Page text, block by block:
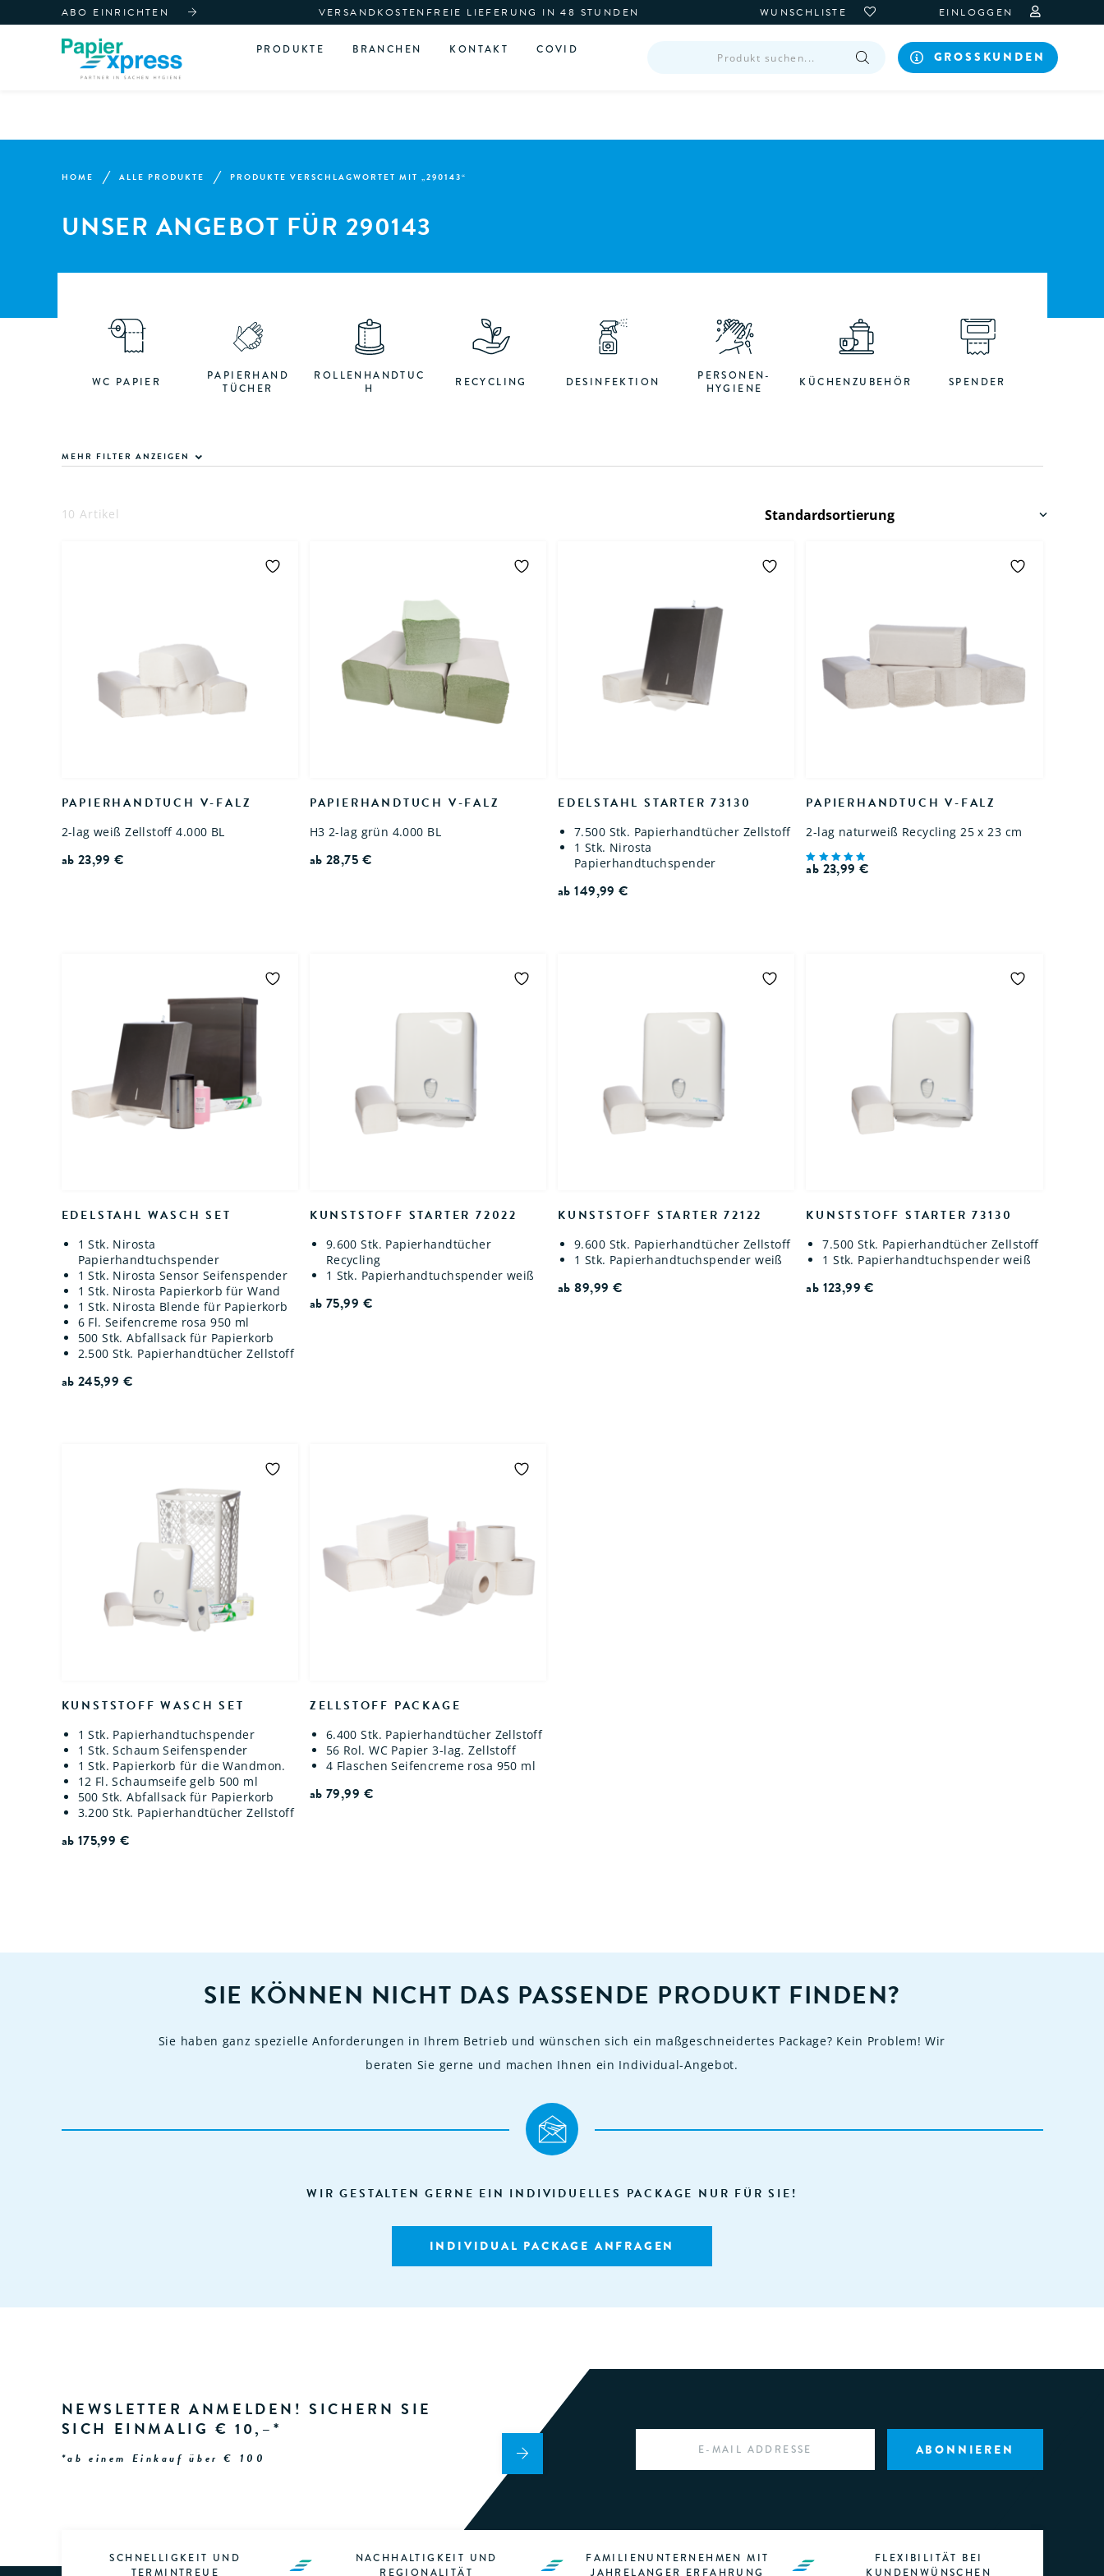
ABO EINRICHTEN VERSANDKOSTENFREIE LIEFERUNG IN 48 STUNDEN WUNSCHLISTE EINLOGGEN
PRODUKTE BRANCHEN KONTAKT COVID GROSSKUNDEN
HOME ALLE PRODUKTE PRODUKTE VERSCHLAGWORTET MIT „290143“
UNSER ANGEBOT FÜR 290143
WC PAPIER
PAPIERHAND
TÜCHER
ROLLENHANDTUC
H
RECYCLING DESINFEKTION
PERSONEN-
HYGIENE
KÜCHENZUBEHÖR SPENDER
MEHR FILTER ANZEIGEN
10 Artikel
PAPIERHANDTUCH V-FALZ
2-lag weiß Zellstoff 4.000 BL
ab 23,99€
PAPIERHANDTUCH V-FALZ
H3 2-lag grün 4.000 BL
ab28,75 €
EDELSTAHL STARTER 73130
7.500 Stk. Papierhandtücher Zellstoff
1 Stk. Nirosta
Papierhandtuchspender
ab149,99€
PAPIERHANDTUCH V-FALZ
2-lag naturweiß Recycling 25 x 23 cm
Bewertet
ab 23,99€
EDELSTAHL WASCH SET
1 Stk. Nirosta
Papierhandtuchspender
1 Stk. Nirosta Sensor Seifenspender
1 Stk. Nirosta Papierkorb für Wand
1 Stk. Nirosta Blende für Papierkorb
6 Fl. Seifencreme rosa 950 ml
500 Stk. Abfallsack für Papierkorb
2.500 Stk. Papierhandtücher Zellstoff
ab 245,99 €
KUNSTSTOFF STARTER 72022
9.600 Stk. Papierhandtücher
Recycling
1 Stk. Papierhandtuchspender weiß
ab75,99 €
KUNSTSTOFF STARTER 72122
9.600 Stk. Papierhandtücher Zellstoff
1 Stk. Papierhandtuchspender weiß
ab89,99 €
KUNSTSTOFF STARTER 73130
7.500 Stk. Papierhandtücher Zellstoff
1 Stk. Papierhandtuchspender weiß
ab 123,99€
KUNSTSTOFF WASCH SET
1 Stk. Papierhandtuchspender
1 Stk. Schaum Seifenspender
1 Stk. Papierkorb für die Wandmon.
12 Fl. Schaumseife gelb 500 ml
500 Stk. Abfallsack für Papierkorb
3.200 Stk. Papierhandtücher Zellstoff
ab 175,99 €
ZELLSTOFF PACKAGE
6.400 Stk. Papierhandtücher Zellstoff
56 Rol. WC Papier 3-lag. Zellstoff
4 Flaschen Seifencreme rosa 950 ml
ab79,99 €
SIE KÖNNEN NICHT DAS PASSENDE PRODUKT FINDEN?
Sie haben ganz spezielle Anforderungen in Ihrem Betrieb und wünschen sich ein maßgeschneidertes Package? Kein Problem! Wir
beraten Sie gerne und machen Ihnen ein Individual-Angebot.
WIR GESTALTEN GERNE EIN INDIVIDUELLES PACKAGE NUR FÜR SIE!
INDIVIDUAL PACKAGE ANFRAGEN
SCHNELLIGKEIT UND
TERMINTREUE
NACHHALTIGKEIT UND
REGIONALITÄT
FAMILIENUNTERNEHMEN MIT
JAHRELANGER ERFAHRUNG
FLEXIBILITÄT BEI
KUNDENWÜNSCHEN
NEWSLETTER ANMELDEN! SICHERN SIE
SICH EINMALIG € 10,–*
*ab einem Einkauf über € 100